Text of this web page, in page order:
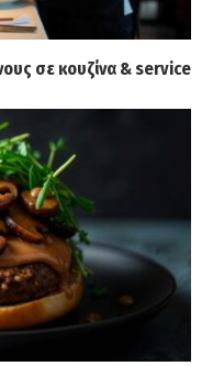
σε κουζίνα & service